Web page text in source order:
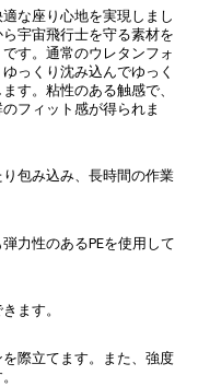
な座り心地を実現しまし
宇宙飛行士を守る素材を
す。通常のウレタンフォ
っくり沈み込んでゆっく
す。粘性のある触感で、
フィット感が得られま
包み込み、長時間の作業
力性のあるPEを使用して
ます。
際立てます。また、強度